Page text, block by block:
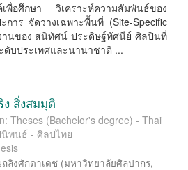
เพื่อศึกษา วิเคราะห์ความสัมพันธ์ของ
าร จัดวางเฉพาะพื้นที่ (Site-Speciﬁc
านของ สนิทัศน์ ประดิษฐ์ทัศนีย์ ศิลปินที่
ดับประเทศและนานาชาติ ...
สิ่งสมมุติ
Theses (Bachelor's degree) - Thai
พนธ์ - ศิลปไทย
ถลิงศักดาเดช (มหาวิทยาลัยศิลปากร,